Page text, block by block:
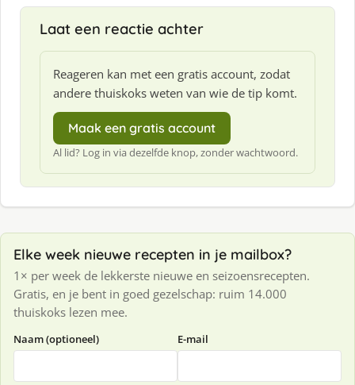
Laat een reactie achter
Reageren kan met een gratis account, zodat
andere thuiskoks weten van wie de tip komt.
Maak een gratis account
Al lid? Log in via dezelfde knop, zonder wachtwoord.
Elke week nieuwe recepten in je mailbox?
1× per week de lekkerste nieuwe en seizoensrecepten.
Gratis, en je bent in goed gezelschap: ruim 14.000
thuiskoks lezen mee.
Naam (optioneel) E-mail